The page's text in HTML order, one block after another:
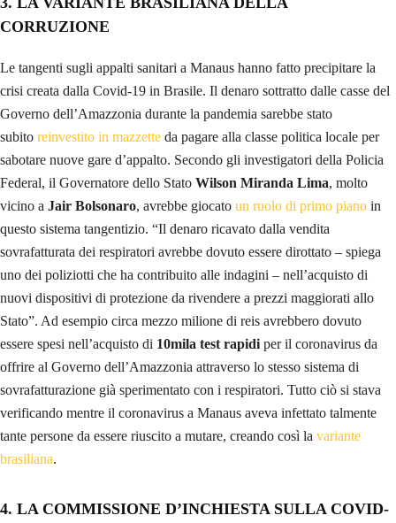
CORRUZIONE
Le tangenti sugli appalti sanitari a Manaus hanno fatto precipitare la
crisi creata dalla Covid-19 in Brasile. Il denaro sottratto dalle casse del
Governo dell’Amazzonia durante la pandemia sarebbe stato
subito reinvestito in mazzette da pagare alla classe politica locale per
sabotare nuove gare d’appalto. Secondo gli investigatori della Policia
Federal, il Governatore dello Stato Wilson Miranda Lima, molto
vicino a Jair Bolsonaro, avrebbe giocato un ruolo di primo piano in
questo sistema tangentizio. “Il denaro ricavato dalla vendita
sovrafatturata dei respiratori avrebbe dovuto essere dirottato – spiega
uno dei poliziotti che ha contribuito alle indagini – nell’acquisto di
nuovi dispositivi di protezione da rivendere a prezzi maggiorati allo
Stato”. Ad esempio circa mezzo milione di reis avrebbero dovuto
essere spesi nell’acquisto di 10mila test rapidi per il coronavirus da
offrire al Governo dell’Amazzonia attraverso lo stesso sistema di
sovrafatturazione già sperimentato con i respiratori. Tutto ciò si stava
verificando mentre il coronavirus a Manaus aveva infettato talmente
tante persone da essere riuscito a mutare, creando così la variante
brasiliana.
4. LA COMMISSIONE D’INCHIESTA SULLA COVID-